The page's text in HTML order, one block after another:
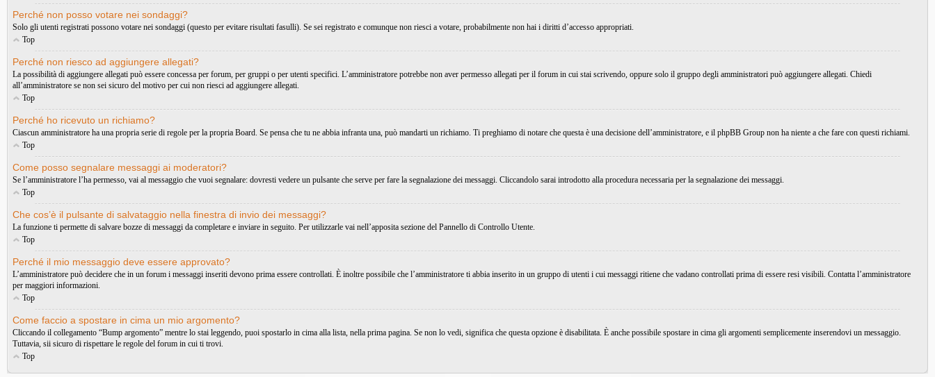
Perché non posso votare nei sondaggi?
Solo gli utenti registrati possono votare nei sondaggi (questo per evitare risultati fasulli). Se sei registrato e comunque non riesci a votare, probabilmente non hai i diritti d’accesso appropriati.
Top
Perché non riesco ad aggiungere allegati?
La possibilità di aggiungere allegati può essere concessa per forum, per gruppi o per utenti specifici. L’amministratore potrebbe non aver permesso allegati per il forum in cui stai scrivendo, oppure solo il gruppo degli amministratori può aggiungere allegati. Chiedi
all’amministratore se non sei sicuro del motivo per cui non riesci ad aggiungere allegati.
Top
Perché ho ricevuto un richiamo?
Ciascun amministratore ha una propria serie di regole per la propria Board. Se pensa che tu ne abbia infranta una, può mandarti un richiamo. Ti preghiamo di notare che questa è una decisione dell’amministratore, e il phpBB Group non ha niente a che fare con questi richiami.
Top
Come posso segnalare messaggi ai moderatori?
Se l’amministratore l’ha permesso, vai al messaggio che vuoi segnalare: dovresti vedere un pulsante che serve per fare la segnalazione dei messaggi. Cliccandolo sarai introdotto alla procedura necessaria per la segnalazione dei messaggi.
Top
Che cos’è il pulsante di salvataggio nella finestra di invio dei messaggi?
La funzione ti permette di salvare bozze di messaggi da completare e inviare in seguito. Per utilizzarle vai nell’apposita sezione del Pannello di Controllo Utente.
Top
Perché il mio messaggio deve essere approvato?
L’amministratore può decidere che in un forum i messaggi inseriti devono prima essere controllati. È inoltre possibile che l’amministratore ti abbia inserito in un gruppo di utenti i cui messaggi ritiene che vadano controllati prima di essere resi visibili. Contatta l’amministratore
per maggiori informazioni.
Top
Come faccio a spostare in cima un mio argomento?
Cliccando il collegamento “Bump argomento” mentre lo stai leggendo, puoi spostarlo in cima alla lista, nella prima pagina. Se non lo vedi, significa che questa opzione è disabilitata. È anche possibile spostare in cima gli argomenti semplicemente inserendovi un messaggio.
Tuttavia, sii sicuro di rispettare le regole del forum in cui ti trovi.
Top